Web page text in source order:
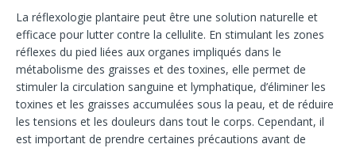
La réflexologie plantaire peut être une solution naturelle et
efficace pour lutter contre la cellulite. En stimulant les zones
réflexes du pied liées aux organes impliqués dans le
métabolisme des graisses et des toxines, elle permet de
stimuler la circulation sanguine et lymphatique, d’éliminer les
toxines et les graisses accumulées sous la peau, et de réduire
les tensions et les douleurs dans tout le corps. Cependant, il
est important de prendre certaines précautions avant de